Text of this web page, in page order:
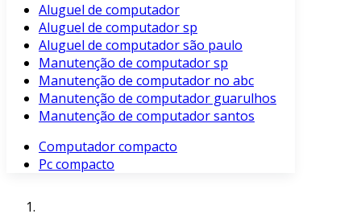
Aluguel de computador
Aluguel de computador sp
Aluguel de computador são paulo
Manutenção de computador sp
Manutenção de computador no abc
Manutenção de computador guarulhos
Manutenção de computador santos
Computador compacto
Pc compacto